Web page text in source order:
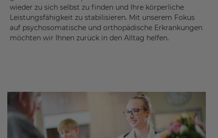
wieder zu sich selbst zu finden und Ihre körperliche
Leistungsfähigkeit zu stabilisieren. Mit unserem Fokus
auf psychosomatische und orthopädische Erkrankungen
möchten wir Ihnen zurück in den Alltag helfen.